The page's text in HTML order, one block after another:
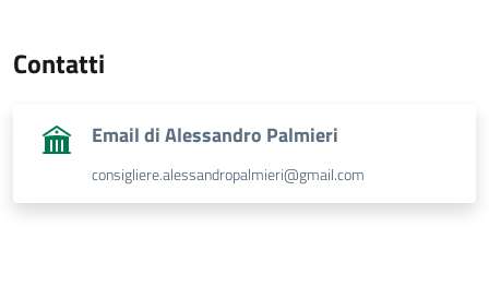
Contatti
Email di Alessandro Palmieri
consigliere.alessandropalmieri@gmail.com